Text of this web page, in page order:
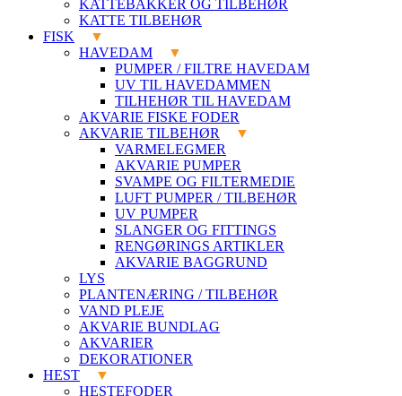
KATTEBAKKER OG TILBEHØR
KATTE TILBEHØR
FISK
HAVEDAM
PUMPER / FILTRE HAVEDAM
UV TIL HAVEDAMMEN
TILHEHØR TIL HAVEDAM
AKVARIE FISKE FODER
AKVARIE TILBEHØR
VARMELEGMER
AKVARIE PUMPER
SVAMPE OG FILTERMEDIE
LUFT PUMPER / TILBEHØR
UV PUMPER
SLANGER OG FITTINGS
RENGØRINGS ARTIKLER
AKVARIE BAGGRUND
LYS
PLANTENÆRING / TILBEHØR
VAND PLEJE
AKVARIE BUNDLAG
AKVARIER
DEKORATIONER
HEST
HESTEFODER